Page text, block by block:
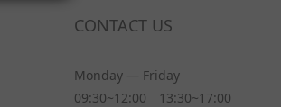
CONTACT US
Monday — Friday
09:30~12:00 13:30~17:00